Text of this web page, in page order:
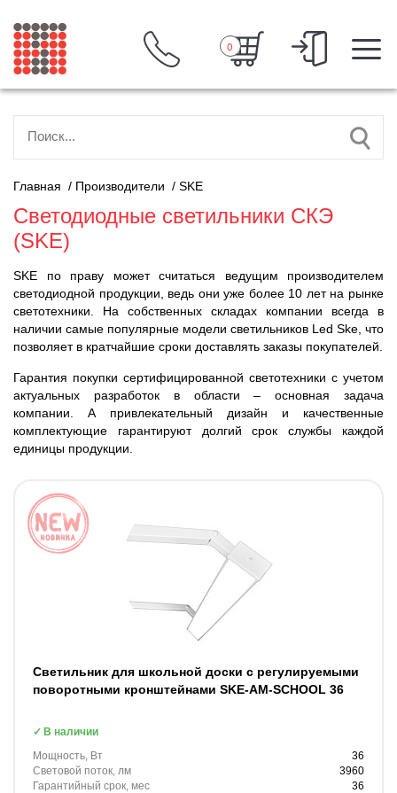
0
Главная / Производители / SKE
Светодиодные светильники СКЭ
(SKE)
SKE по праву может считаться ведущим производителем
светодиодной продукции, ведь они уже более 10 лет на рынке
светотехники. На собственных складах компании всегда в
наличии самые популярные модели светильников Led Ske, что
позволяет в кратчайшие сроки доставлять заказы покупателей.
Гарантия покупки сертифицированной светотехники с учетом
актуальных разработок в области – основная задача
компании. А привлекательный дизайн и качественные
комплектующие гарантируют долгий срок службы каждой
единицы продукции.
Светильник для школьной доски c регулируемыми
поворотными кронштейнами SKE-AM-SCHOOL 36
В наличии
Мощность, Вт
36
Световой поток, лм
3960
Гарантийный срок, мес
36